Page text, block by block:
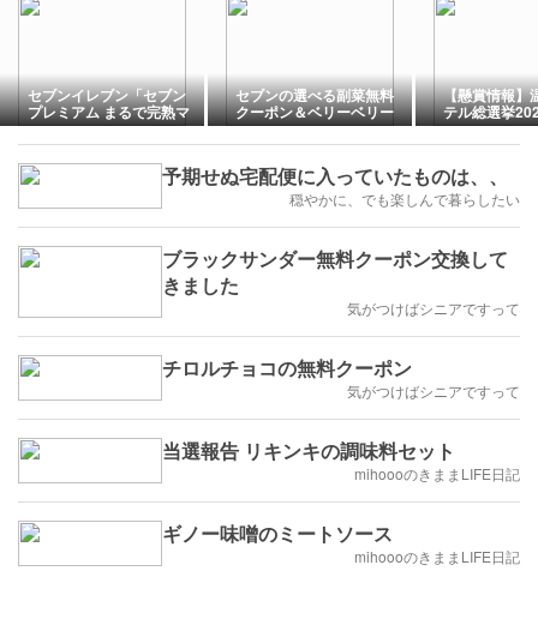
セブンイレブン「セブン
プレミアム まるで完熟マ
ンゴー無料券ほか合計10
枚」など毎日各コース7
名、7のつく日は各77名
に当たる！(26/8/31まで)
セブンの選べる副菜無料
クーポン＆ベリーベリー
ヨーグルトスムージー
【懸賞情報】
テル総選挙
ーポン当たる
予期せぬ宅配便に入っていたものは、、
穏やかに、でも楽しんで暮らしたい
ブラックサンダー無料クーポン交換して
きました
気がつけばシニアですって
チロルチョコの無料クーポン
気がつけばシニアですって
当選報告 リキンキの調味料セット
mihoooのきままLIFE日記
ギノー味噌のミートソース
mihoooのきままLIFE日記